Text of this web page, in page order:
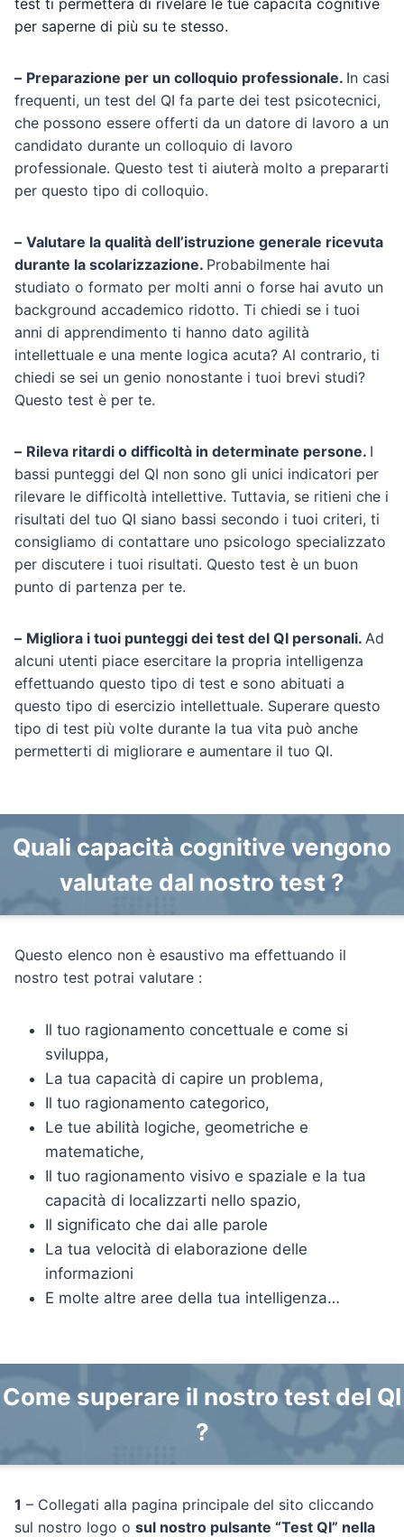
per saperne di più su te stesso.
– Preparazione per un colloquio professionale. In casi
frequenti, un test del QI fa parte dei test psicotecnici,
che possono essere offerti da un datore di lavoro a un
candidato durante un colloquio di lavoro
professionale. Questo test ti aiuterà molto a prepararti
per questo tipo di colloquio.
– Valutare la qualità dell’istruzione generale ricevuta
durante la scolarizzazione. Probabilmente hai
studiato o formato per molti anni o forse hai avuto un
background accademico ridotto. Ti chiedi se i tuoi
anni di apprendimento ti hanno dato agilità
intellettuale e una mente logica acuta? Al contrario, ti
chiedi se sei un genio nonostante i tuoi brevi studi?
Questo test è per te.
– Rileva ritardi o difficoltà in determinate persone. I
bassi punteggi del QI non sono gli unici indicatori per
rilevare le difficoltà intellettive. Tuttavia, se ritieni che i
risultati del tuo QI siano bassi secondo i tuoi criteri, ti
consigliamo di contattare uno psicologo specializzato
per discutere i tuoi risultati. Questo test è un buon
punto di partenza per te.
– Migliora i tuoi punteggi dei test del QI personali. Ad
alcuni utenti piace esercitare la propria intelligenza
effettuando questo tipo di test e sono abituati a
questo tipo di esercizio intellettuale. Superare questo
tipo di test più volte durante la tua vita può anche
permetterti di migliorare e aumentare il tuo QI.
Quali capacità cognitive vengono
valutate dal nostro test ?
Questo elenco non è esaustivo ma effettuando il
nostro test potrai valutare :
Il tuo ragionamento concettuale e come si
sviluppa,
La tua capacità di capire un problema,
Il tuo ragionamento categorico,
Le tue abilità logiche, geometriche e
matematiche,
Il tuo ragionamento visivo e spaziale e la tua
capacità di localizzarti nello spazio,
Il significato che dai alle parole
La tua velocità di elaborazione delle
informazioni
E molte altre aree della tua intelligenza…
Come superare il nostro test del QI
?
1 – Collegati alla pagina principale del sito cliccando
sul nostro logo o sul nostro pulsante “Test QI” nella